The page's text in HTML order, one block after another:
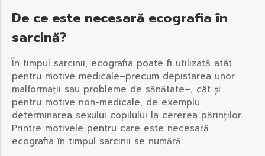
De ce este necesară ecografia în
sarcină?
În timpul sarcinii, ecografia poate fi utilizată atât
pentru motive medicale–precum depistarea unor
malformații sau probleme de sănătate–, cât și
pentru motive non-medicale, de exemplu
determinarea sexului copilului la cererea părinților.
Printre motivele pentru care este necesară
ecografia în timpul sarcinii se numără: